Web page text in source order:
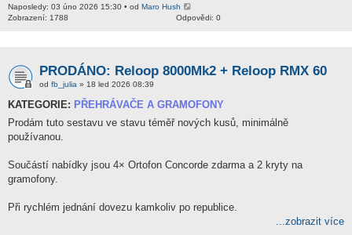
Naposledy: 03 úno 2026 15:30 • od Maro Hush
Odpovědi: 0
Zobrazení: 1788
PRODÁNO: Reloop 8000Mk2 + Reloop RMX 60
od fb_julia » 18 led 2026 08:39
KATEGORIE: PŘEHRÁVAČE A GRAMOFONY
Prodám tuto sestavu ve stavu téměř nových kusů, minimálně
používanou.
Součástí nabídky jsou 4× Ortofon Concorde zdarma a 2 kryty na
gramofony.
Při rychlém jednání dovezu kamkoliv po republice.
...zobrazit více